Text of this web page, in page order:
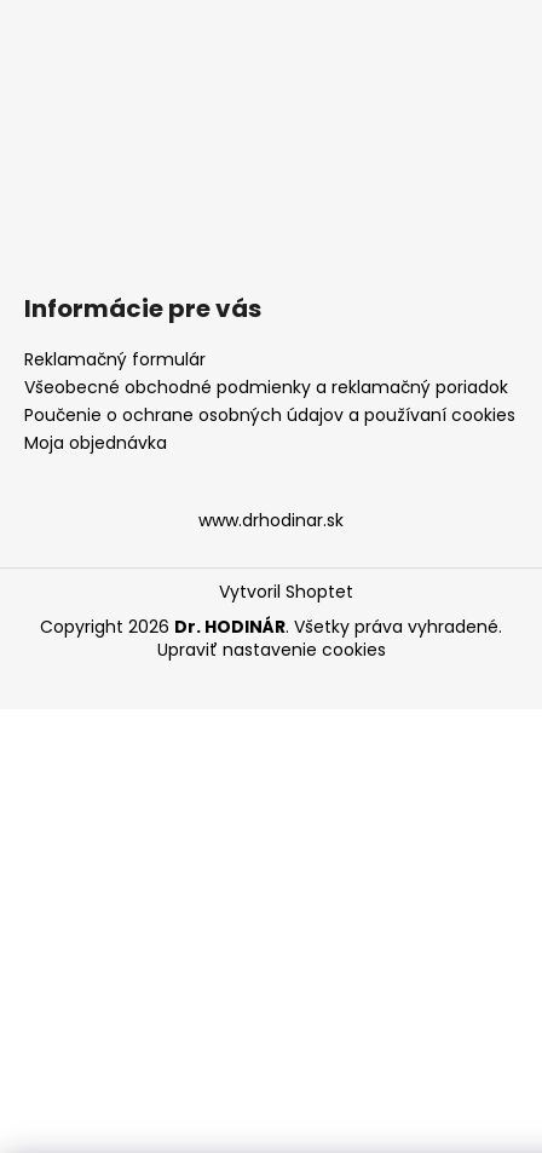
Informácie pre vás
Reklamačný formulár
Všeobecné obchodné podmienky a reklamačný poriadok
Poučenie o ochrane osobných údajov a používaní cookies
Moja objednávka
www.drhodinar.sk
Vytvoril Shoptet
Copyright 2026 Dr. HODINÁR. Všetky práva vyhradené.
Upraviť nastavenie cookies